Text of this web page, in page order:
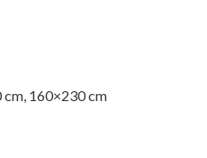
160×230 cm